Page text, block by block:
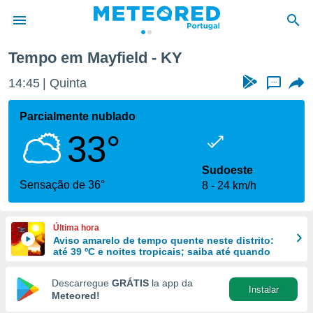
da
foi
fornecidas
a este
das
e
forma
digital
Tempo em Mayfield - KY
14:45 Quinta ...
Parcialmente nublado
33°
Sensação de 36°
Sudoeste
8
24 km/h
Última hora
Aviso amarelo de tempo quente neste distrito:
até 39 ºC e noites tropicais; saiba até quando
Descarregue GRÁTIS la app da
Meteored!
Instalar